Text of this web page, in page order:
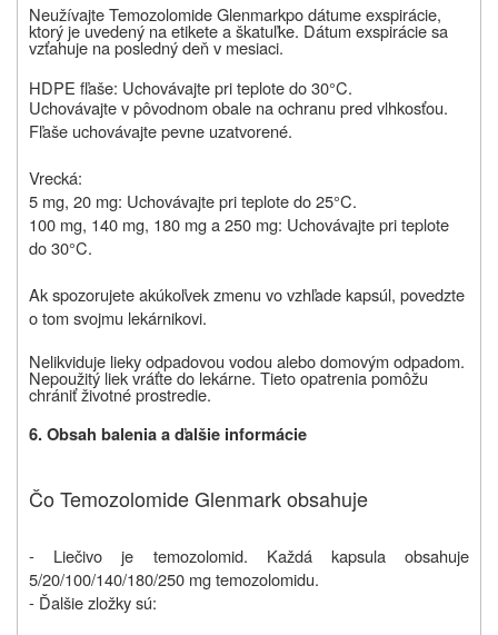
NeužívajteTemozolomide Glenmarkpo dátume exspirácie,
ktorý je uvedený na etikete a škatuľke. Dátum exspirácie sa
vzťahuje na posledný deň v mesiaci.
HDPE fľaše: Uchovávajte pri teplote do 30°C.
Uchovávajte v pôvodnom obale na ochranu pred vlhkosťou.
Fľaše uchovávajte pevne uzatvorené.
Vrecká:
5 mg, 20 mg: Uchovávajte pri teplote do 25°C.
100 mg, 140 mg, 180 mg a 250 mg: Uchovávajte pri teplote
do 30°C.
Ak spozorujete akúkoľvek zmenu vo vzhľade kapsúl, povedzte
o tom svojmu lekárnikovi.
Nelikviduje lieky odpadovou vodou alebo domovým odpadom.
Nepoužitý liek vráťte do lekárne. Tieto opatrenia pomôžu
chrániť životné prostredie.
6. Obsah balenia a ďalšie informácie
Čo Temozolomide Glenmark obsahuje
- Liečivo je temozolomid. Každá kapsula obsahuje
5/20/100/140/180/250 mg temozolomidu.
- Ďalšie zložky sú: